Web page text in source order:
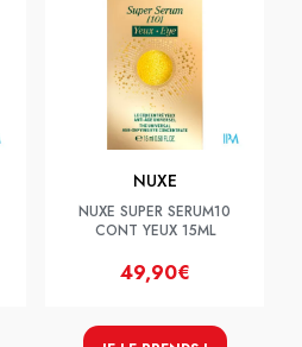
NUXE
NUXE SUPER SERUM10
CONT YEUX 15ML
49,90€